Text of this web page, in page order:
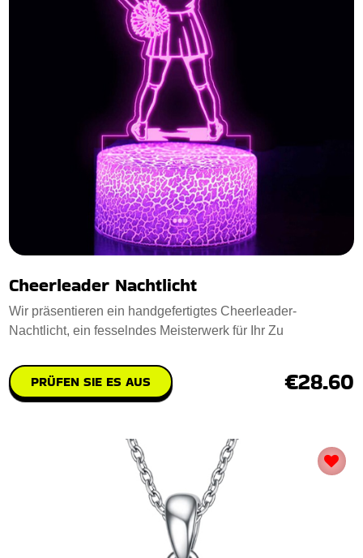
Cheerleader Nachtlicht
Wir präsentieren ein handgefertigtes Cheerleader-
Nachtlicht, ein fesselndes Meisterwerk für Ihr Zu
PRÜFEN SIE ES AUS €28.60